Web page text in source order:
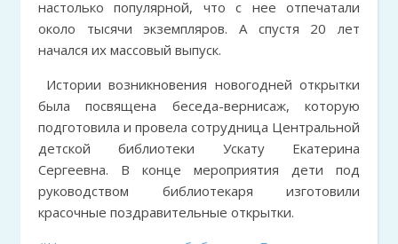
настолько популярной, что с нее отпечатали
около тысячи экземпляров. А спустя 20 лет
начался их массовый выпуск.
Истории возникновения новогодней открытки
была посвящена беседа-вернисаж, которую
подготовила и провела сотрудница Центральной
детской библиотеки Ускату Екатерина
Сергеевна. В конце мероприятия дети под
руководством библиотекаря изготовили
красочные поздравительные открытки.